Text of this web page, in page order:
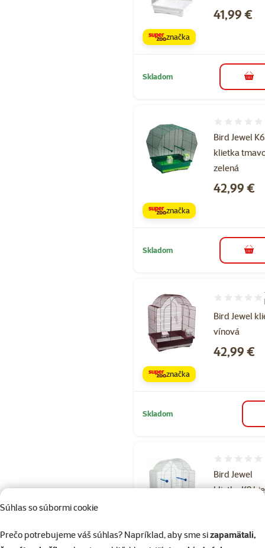
Súhlas so súbormi cookie
Prečo potrebujeme váš súhlas? Napríklad, aby sme sizapamätali,
Cena
41,99 €
značka
Skladom do
Bird Jewel K6
klietka
zelená
Cena
42,99 €
značka
Skladom do
Bird Jewel
vínová
Hodnotenie
Cena
42,99 €
značka
Skladom
Bird Jewel
klietka K9